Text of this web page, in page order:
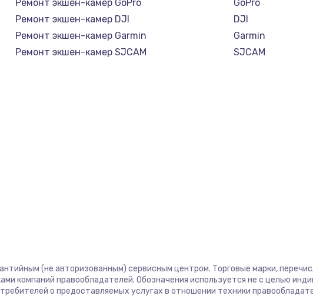
Ремонт экшен-камер GoPro
Ремонт экшен-камер DJI
Ремонт экшен-камер Garmin
Ремонт экшен-камер SJCAM
GoPro
DJI
Garmin
SJCAM
(не авторизованным) сервисным центром. Торговые марки,
компаний правообладателей. Обозначения используется не с целью
о предоставляемых услугах в отношении техники